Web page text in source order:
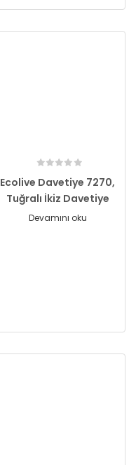
Ecolive Davetiye 7270,
Tuğralı İkiz Davetiye
Devamını oku